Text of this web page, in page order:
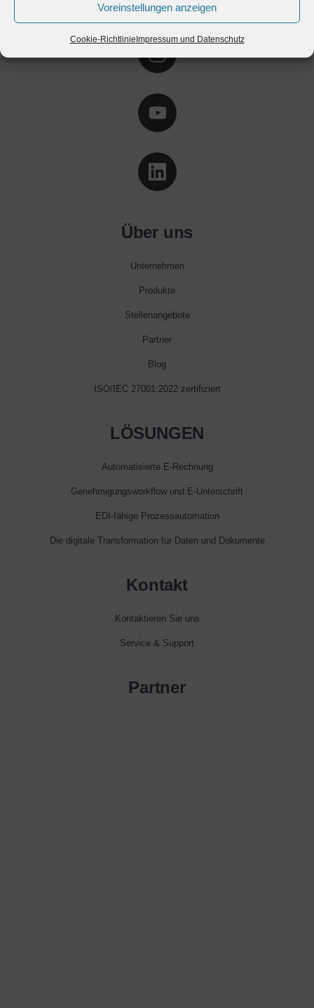
Voreinstellungen anzeigen
Cookie-Richtlinie Impressum und Datenschutz
Über uns
Unternehmen
Produkte
Stellenangebote
Partner
Blog
ISO/IEC 27001:2022 zertifiziert
LÖSUNGEN
Automatisierte E‑Rechnung
Genehmigungsworkflow und E‑Unterschrift
EDI-fähige Prozessautomation
Die digitale Transformation für Daten und Dokumente
Kontakt
Kontaktieren Sie uns
Service & Support
Partner